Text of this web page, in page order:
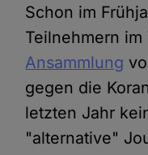
Schon im
Teilnehmern
Ansammlung
gegen die
letzten Jahr
"alternative"